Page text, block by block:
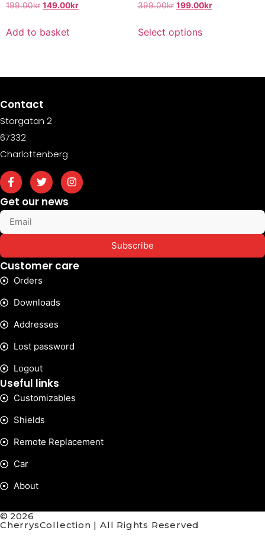
199.00kr 149.00kr
Add to basket
399.00kr 199.00kr
Select options
Contact
Storgatan 2
67332
Charlottenberg
Get our news
Subscribe
Customer care
Orders
Downloads
Addresses
Lost password
Logout
Useful links
Customizables
Shields
Remote Replacement
Car
About
© 2026
CherrysCollection | All Rights Reserved